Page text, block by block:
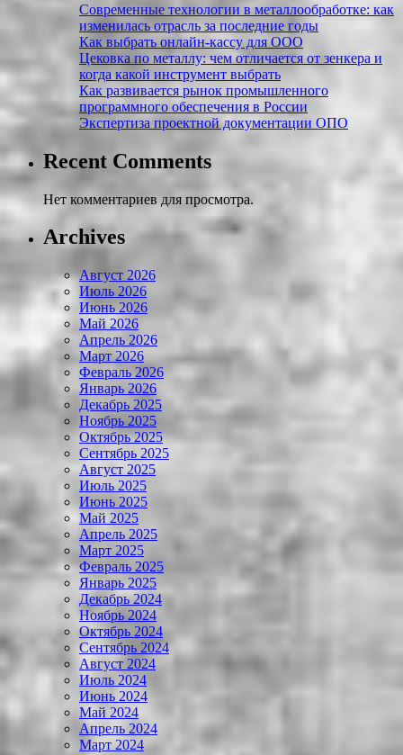
Современные технологии в металлообработке: как
изменилась отрасль за последние годы
Как выбрать онлайн-кассу для ООО
Цековка по металлу: чем отличается от зенкера и
когда какой инструмент выбрать
Как развивается рынок промышленного
программного обеспечения в России
Экспертиза проектной документации ОПО
Recent Comments
Нет комментариев для просмотра.
Archives
Август 2026
Июль 2026
Июнь 2026
Май 2026
Апрель 2026
Март 2026
Февраль 2026
Январь 2026
Декабрь 2025
Ноябрь 2025
Октябрь 2025
Сентябрь 2025
Август 2025
Июль 2025
Июнь 2025
Май 2025
Апрель 2025
Март 2025
Февраль 2025
Январь 2025
Декабрь 2024
Ноябрь 2024
Октябрь 2024
Сентябрь 2024
Август 2024
Июль 2024
Июнь 2024
Май 2024
Апрель 2024
Март 2024